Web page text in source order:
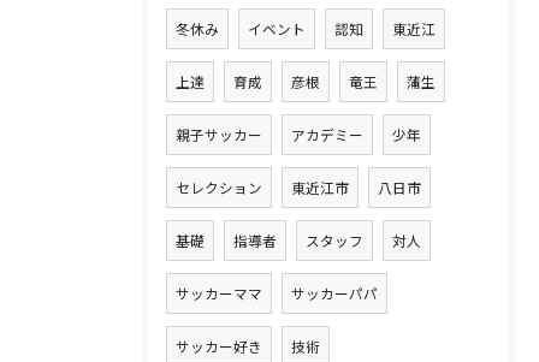
冬休み イベント 認知 東近江
上達 育成 彦根 竜王 蒲生
親子サッカー アカデミー 少年
セレクション 東近江市 八日市
基礎 指導者 スタッフ 対人
サッカーママ サッカーパパ
サッカー好き 技術